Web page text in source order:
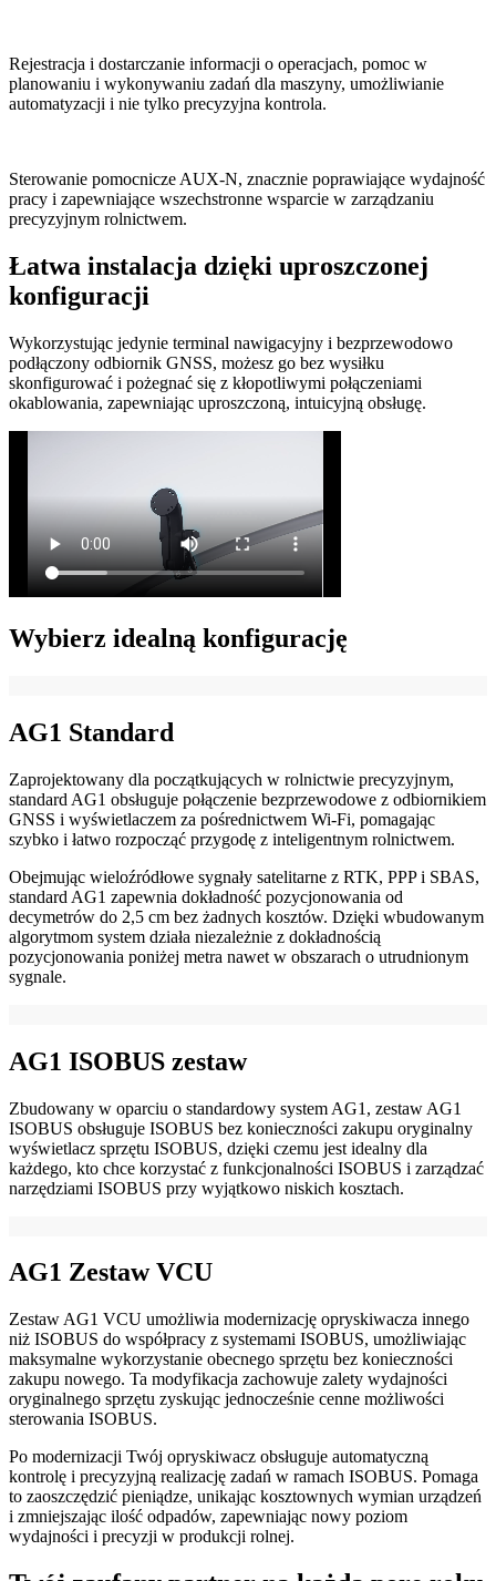
Rejestracja i dostarczanie informacji o operacjach, pomoc w
planowaniu i wykonywaniu zadań dla maszyny, umożliwianie
automatyzacji i nie tylko precyzyjna kontrola.
Sterowanie pomocnicze AUX-N, znacznie poprawiające wydajność
pracy i zapewniające wszechstronne wsparcie w zarządzaniu
precyzyjnym rolnictwem.
Łatwa instalacja dzięki uproszczonej
konfiguracji
Wykorzystując jedynie terminal nawigacyjny i bezprzewodowo
podłączony odbiornik GNSS, możesz go bez wysiłku
skonfigurować i pożegnać się z kłopotliwymi połączeniami
okablowania, zapewniając uproszczoną, intuicyjną obsługę.
Wybierz idealną konfigurację
AG1 Standard
Zaprojektowany dla początkujących w rolnictwie precyzyjnym,
standard AG1 obsługuje połączenie bezprzewodowe z odbiornikiem
GNSS i wyświetlaczem za pośrednictwem Wi-Fi, pomagając
szybko i łatwo rozpocząć przygodę z inteligentnym rolnictwem.
Obejmując wieloźródłowe sygnały satelitarne z RTK, PPP i SBAS,
standard AG1 zapewnia dokładność pozycjonowania od
decymetrów do 2,5 cm bez żadnych kosztów. Dzięki wbudowanym
algorytmom system działa niezależnie z dokładnością
pozycjonowania poniżej metra nawet w obszarach o utrudnionym
sygnale.
AG1 ISOBUS zestaw
Zbudowany w oparciu o standardowy system AG1, zestaw AG1
ISOBUS obsługuje ISOBUS bez konieczności zakupu oryginalny
wyświetlacz sprzętu ISOBUS, dzięki czemu jest idealny dla
każdego, kto chce korzystać z funkcjonalności ISOBUS i zarządzać
narzędziami ISOBUS przy wyjątkowo niskich kosztach.
AG1 Zestaw VCU
Zestaw AG1 VCU umożliwia modernizację opryskiwacza innego
niż ISOBUS do współpracy z systemami ISOBUS, umożliwiając
maksymalne wykorzystanie obecnego sprzętu bez konieczności
zakupu nowego. Ta modyfikacja zachowuje zalety wydajności
oryginalnego sprzętu zyskując jednocześnie cenne możliwości
sterowania ISOBUS.
Po modernizacji Twój opryskiwacz obsługuje automatyczną
kontrolę i precyzyjną realizację zadań w ramach ISOBUS. Pomaga
to zaoszczędzić pieniądze, unikając kosztownych wymian urządzeń
i zmniejszając ilość odpadów, zapewniając nowy poziom
wydajności i precyzji w produkcji rolnej.